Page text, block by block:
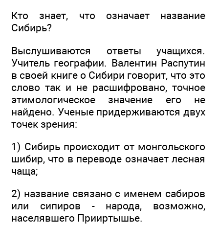
Кто знает, что означает название
Сибирь?
Выслушиваются ответы учащихся.
Учитель географии. Валентин Распутин
в своей книге о Сибири говорит, что это
слово так и не расшифровано, точное
этимологическое значение его не
найдено. Ученые придерживаются двух
точек зрения:
1) Сибирь происходит от монгольского
шибир, что в переводе означает лесная
чаща;
2) название связано с именем сабиров
или сипиров - народа, возможно,
населявшего Прииртышье.